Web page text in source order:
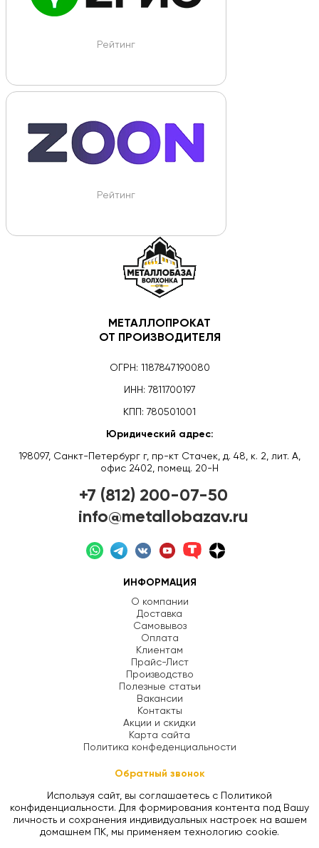
Рейтинг
Рейтинг
МЕТАЛЛОПРОКАТ
ОТ ПРОИЗВОДИТЕЛЯ
ОГРН: 1187847190080
ИНН: 7811700197
КПП: 780501001
Юридический адрес:
198097, Санкт-Петербург г, пр-кт Стачек, д. 48, к. 2, лит. А,
офис 2402, помещ. 20-Н
+7 (812) 200-07-50
info@metallobazav.ru
ИНФОРМАЦИЯ
О компании
Доставка
Самовывоз
Оплата
Клиентам
Прайс-Лист
Производство
Полезные статьи
Вакансии
Контакты
Акции и скидки
Карта сайта
Политика конфеденциальности
Обратный звонок
Используя сайт, вы соглашаетесь с Политикой
конфиденциальности. Для формирования контента под Вашу
личность и сохранения индивидуальных настроек на вашем
домашнем ПК, мы применяем технологию cookie.